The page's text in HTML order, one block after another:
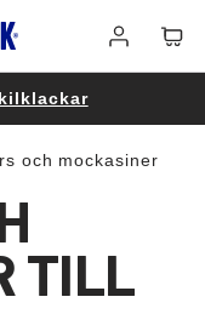
in
och mockasiner
TILL